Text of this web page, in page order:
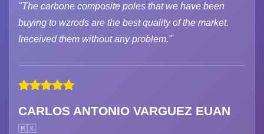
"The carbone composite poles that we have been
buying to wzrods are the best quality of the market.
Ireceived them without any problem."
CARLOS ANTONIO VARGUEZ EUAN
🇲🇽